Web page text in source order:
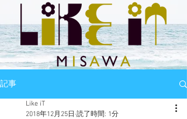
記事
Like iT
2018年12月25日 読了時間: 1分